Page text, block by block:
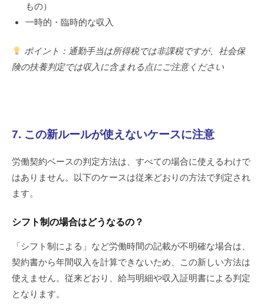
もの）
一時的・臨時的な収入
ポイント：通勤手当は所得税では非課税ですが、社会保
険の扶養判定では収入に含まれる点にご注意ください
7. この新ルールが使えないケースに注意
労働契約ベースの判定方法は、すべての場合に使えるわけで
はありません。以下のケースは従来どおりの方法で判定され
ます。
シフト制の場合はどうなるの？
「シフト制による」など労働時間の記載が不明確な場合は、
契約書から年間収入を計算できないため、この新しい方法は
使えません。従来どおり、給与明細や収入証明書による判定
となります。